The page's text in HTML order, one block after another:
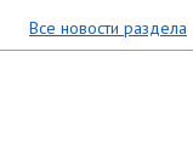
Все новости раздела